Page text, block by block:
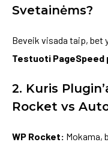
Svetainėms?
Beveik visada taip, bet
Testuoti PageSpeed
2. Kuris
Rocket vs
WP Rocket: Mokama,